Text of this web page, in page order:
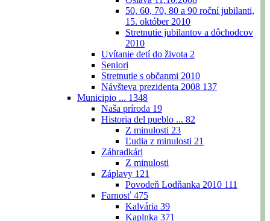
50, 60, 70, 80 a 90 roční jubilanti,
15. október 2010
Stretnutie jubilantov a dôchodcov
2010
Uvítanie detí do života 2
Seniori
Stretnutie s občanmi 2010
Návšteva prezidenta 2008 137
Municipio ... 1348
Naša príroda 19
Historia del pueblo ... 82
Z minulosti 23
Ľudia z minulosti 21
Záhradkári
Z minulosti
Záplavy 121
Povodeň Lodňanka 2010 111
Farnosť 475
Kalvária 39
Kaplnka 371